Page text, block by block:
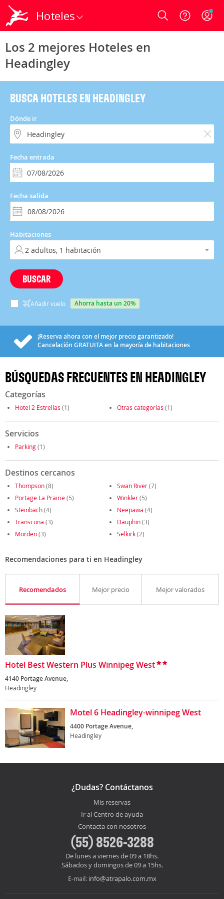
Hoteles Login
Los 2 mejores Hoteles en
Headingley
BUSCA HOTELES EN HEADINGLEY
Dónde ir
Fecha entrada
Fecha salida
Habitaciones
BUSCAR
Añadir vuelo ahorra hasta un 20%
¡Reserva ahora con el mejor precio garantizado!
Cancelación GRATUITAen la mayoría de habitaciones
BÚSQUEDAS FRECUENTES EN HEADINGLEY
Categorías
Hotel 2 Estrellas (1) Otras categorías (1)
Servicios
Parking(1)
Destinos cercanos
Thompson(8) Swan River(7)
Portage La Prairie(5) Winkler(5)
Steinbach(4) Neepawa (4)
Transcona (3) Dauphin(3)
Morden(3) Selkirk(2)
Recomendaciones para ti en Headingley
Recomendados Mejor precio Mejor valorados
Hotel Best Western Plus Winnipeg West
4140 Portage Avenue,
Headingley
Motel 6 Headingley-winnipeg West
4400 Portage Avenue,
Headingley
¿Dudas? Contáctanos
Mis reservas
Ir al Centro de ayuda
Contacta con nosotros
(55) 8526-3288
De lunes a viernes de 09 a 18hs.
Sábados y domingos de 09 a 15hs.
E-mail: info@atrapalo.com.mx